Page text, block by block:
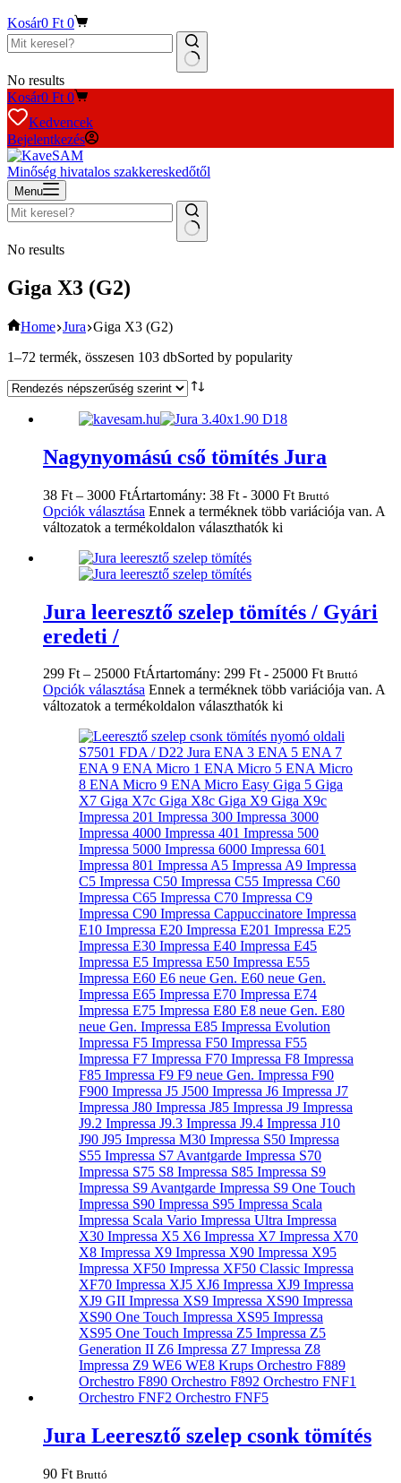
Kosár0 Ft 0
No results
Kosár0 Ft 0
Kedvencek
Bejelentkezés
Minőség hivatalos szakkereskedőtől
Menu
No results
Giga X3 (G2)
Home Jura Giga X3 (G2)
1–72 termék, összesen 103 dbSorted by popularity
Nagynyomású cső tömítés Jura
38 Ft – 3000 FtÁrtartomány: 38 Ft - 3000 Ft Bruttó
Opciók választása Ennek a terméknek több variációja van. A
változatok a termékoldalon választhatók ki
Jura leeresztő szelep tömítés / Gyári
eredeti /
299 Ft – 25000 FtÁrtartomány: 299 Ft - 25000 Ft Bruttó
Opciók választása Ennek a terméknek több variációja van. A
változatok a termékoldalon választhatók ki
Jura Leeresztő szelep csonk tömítés
90 Ft Bruttó